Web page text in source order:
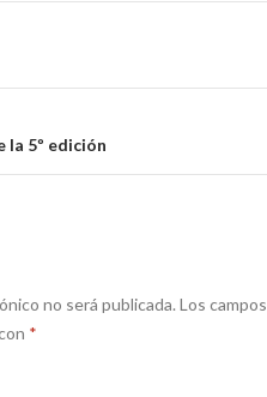
la 5º edición
no será publicada. Los campos
*